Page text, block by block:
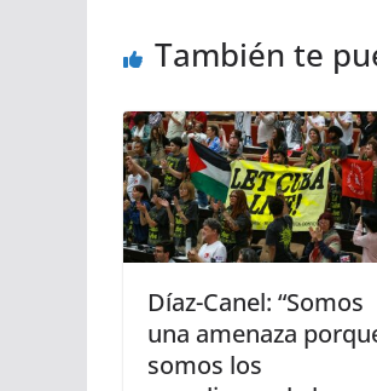
También te
Díaz-Canel: “Somos
una amenaza
somos los